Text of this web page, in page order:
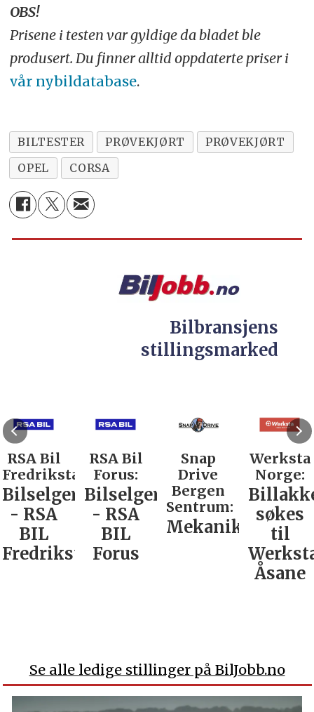
OBS!
Prisene i testen var gyldige da bladet ble
produsert. Du finner alltid oppdaterte priser i
vår nybildatabase.
BILTESTER PRØVEKJØRT
PRØVEKJØRT
OPEL
CORSA
Bilbransjens
stillingsmarked
RSA Bil
Fredrikstad:
Bilselger
- RSA
BIL
Fredrikstad
RSA Bil
Forus:
Bilselger
- RSA
BIL
Forus
Snap
Drive
Bergen
Sentrum:
Mekaniker
Werksta
Norge:
søkes
til
Åsane
Se alle ledige stillinger på BilJobb.no